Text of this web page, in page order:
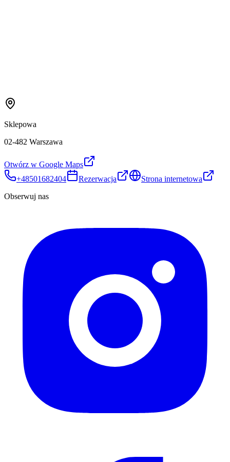
Sklepowa
02-482 Warszawa
Otwórz w Google Maps
+48501682404
Rezerwacja
Strona internetowa
Obserwuj nas